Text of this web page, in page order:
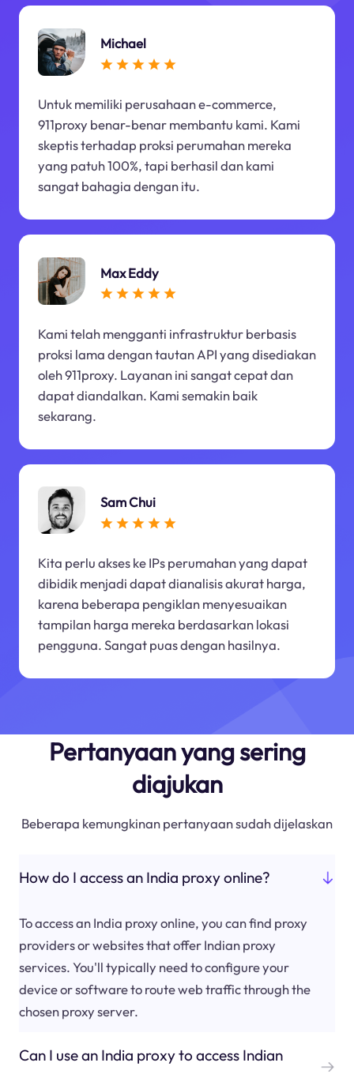
Michael
Untuk memiliki perusahaan e-commerce,
911proxy benar-benar membantu kami. Kami
skeptis terhadap proksi perumahan mereka
yang patuh 100%, tapi berhasil dan kami
sangat bahagia dengan itu.
Max Eddy
Kami telah mengganti infrastruktur berbasis
proksi lama dengan tautan API yang disediakan
oleh 911proxy. Layanan ini sangat cepat dan
dapat diandalkan. Kami semakin baik
sekarang.
Sam Chui
Kita perlu akses ke IPs perumahan yang dapat
dibidik menjadi dapat dianalisis akurat harga,
karena beberapa pengiklan menyesuaikan
tampilan harga mereka berdasarkan lokasi
pengguna. Sangat puas dengan hasilnya.
Pertanyaan yang sering
diajukan
Beberapa kemungkinan pertanyaan sudah dijelaskan
How do I access an India proxy online?
To access an India proxy online, you can find proxy
providers or websites that offer Indian proxy
services. You'll typically need to configure your
device or software to route web traffic through the
chosen proxy server.
Can I use an India proxy to access Indian